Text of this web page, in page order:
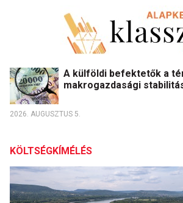
A külföldi befektetők a
makrogazdasági
2026. AUGUSZTUS 5.
KÖLTSÉGKÍMÉLÉS